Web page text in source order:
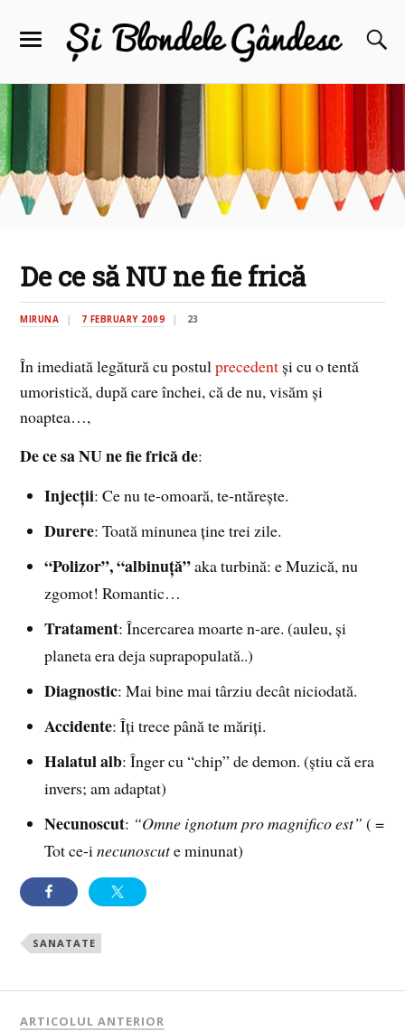
De ce să NU ne fie frică
MIRUNA 7 FEBRUARY 2009 23
În imediată legătură cu postulprecedent şi cu o tentă
umoristică, după care închei, că de nu, visăm şi
noaptea…,
De ce sa NU ne fie frică de:
Injecţii: Ce nu te-omoară, te-ntăreşte.
Durere: Toată minunea ţine trei zile.
“Polizor”, “albinuţă”aka turbină: e Muzică, nu
zgomot! Romantic…
Tratament: Încercarea moarte n-are. (auleu, şi
planeta era deja suprapopulată..)
Diagnostic: Mai bine mai târziu decât niciodată.
Accidente: Îţi trece până te măriţi.
Halatul alb: Înger cu “chip” de demon. (ştiu că era
invers; am adaptat)
Necunoscut: “Omne ignotum pro magnifico est” ( =
Tot ce-inecunoscute minunat)
SANATATE
ARTICOLUL ANTERIOR